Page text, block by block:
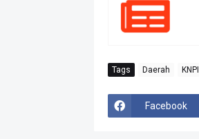
Tags Daerah KNPI
Facebook